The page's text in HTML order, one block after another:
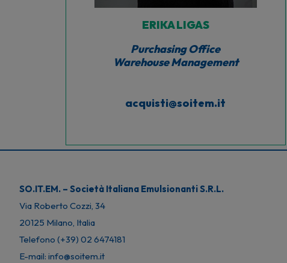
ERIKA LIGAS
Purchasing Office
Warehouse Management
acquisti@soitem.it
SO.IT.EM. – Società Italiana Emulsionanti S.R.L.
Via Roberto Cozzi, 34
20125 Milano, Italia
Telefono (+39) 02 6474181
E-mail: info@soitem.it